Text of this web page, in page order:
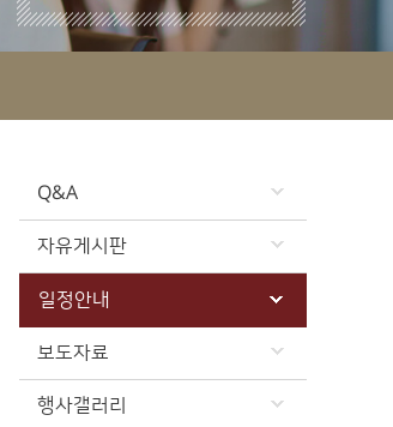
Q&A
자유게시판
일정안내
보도자료
행사갤러리